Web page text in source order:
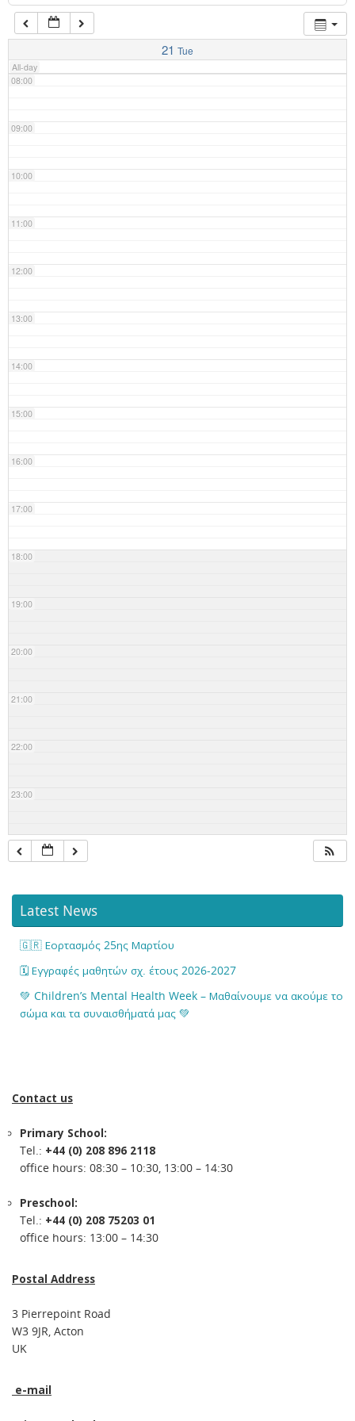
21 Tue
All-day
07:00
08:00
09:00
10:00
11:00
12:00
13:00
14:00
15:00
16:00
17:00
18:00
19:00
20:00
21:00
22:00
23:00
Latest News
🇬🇷 Εορτασμός 25ης Μαρτίου
🗓️ Εγγραφές μαθητών σχ. έτους 2026-2027
💚 Children’s Mental Health Week – Μαθαίνουμε να ακούμε το
σώμα και τα συναισθήματά μας 💚
Contact us
Primary School:
Tel.: +44 (0) 208 896 2118
office hours: 08:30 – 10:30, 13:00 – 14:30
Preschool:
Tel.: +44 (0) 208 75203 01
office hours: 13:00 – 14:30
Postal Address
3 Pierrepoint Road
W3 9JR, Acton
UK
e-mail